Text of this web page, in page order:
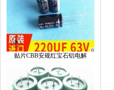
贴片CBB安规红宝石铝电解